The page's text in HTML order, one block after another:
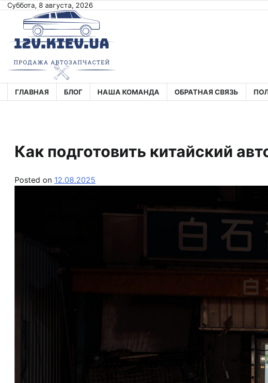
Skip
content
Суббота, 8 августа, 2026
ГЛАВНАЯ БЛОГ НАША КОМАНДА ОБРАТНАЯ СВЯЗЬ
Как подготовить китайский
Posted on 12.08.2025